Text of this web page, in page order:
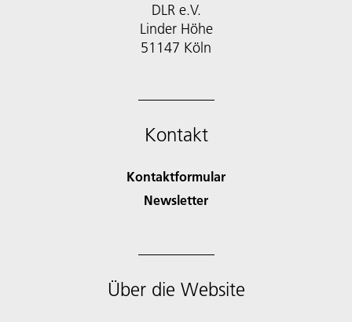
DLR e.V.
Linder Höhe
51147 Köln
Kontakt
Kontaktformular
Newsletter
Über die Website